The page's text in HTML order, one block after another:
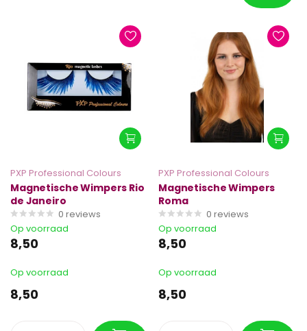
PXP Professional Colours
Magnetische Wimpers Rio
de Janeiro
0 reviews
Op voorraad
8,50
Op voorraad
8,50
PXP Professional Colours
Magnetische Wimpers
Roma
0 reviews
Op voorraad
8,50
Op voorraad
8,50